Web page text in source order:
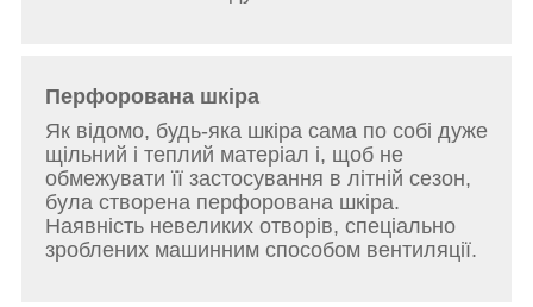
Перфорована шкіра
Як відомо, будь-яка шкіра сама по собі дуже
щільний і теплий матеріал і, щоб не
обмежувати її застосування в літній сезон,
була створена перфорована шкіра.
Наявність невеликих отворів, спеціально
зроблених машинним способом вентиляції.